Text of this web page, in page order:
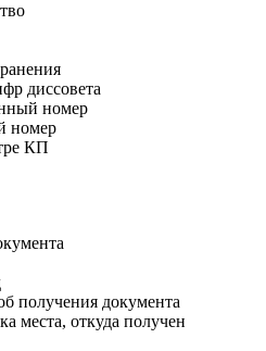
диссовета
номер
номер
КП
получения документа
места, откуда получен